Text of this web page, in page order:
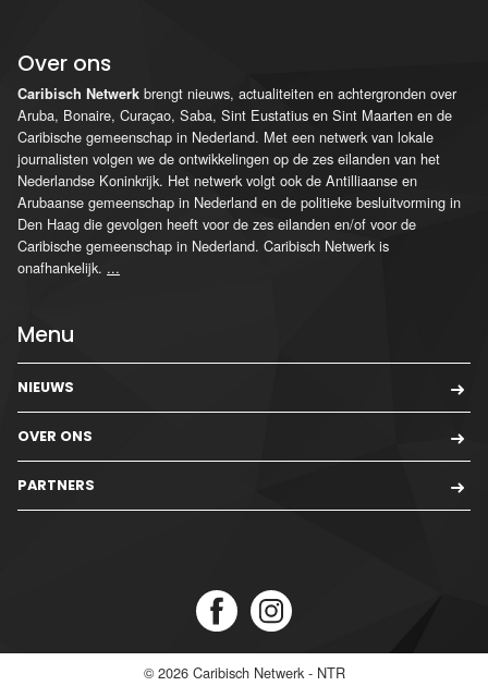
Over ons
Caribisch Netwerk brengt nieuws, actualiteiten en achtergronden over
Aruba, Bonaire, Curaçao, Saba, Sint Eustatius en Sint Maarten en de
Caribische gemeenschap in Nederland. Met een netwerk van lokale
journalisten volgen we de ontwikkelingen op de zes eilanden van het
Nederlandse Koninkrijk. Het netwerk volgt ook de Antilliaanse en
Arubaanse gemeenschap in Nederland en de politieke besluitvorming in
Den Haag die gevolgen heeft voor de zes eilanden en/of voor de
Caribische gemeenschap in Nederland. Caribisch Netwerk is
onafhankelijk. ...
Menu
NIEUWS
OVER ONS
PARTNERS
© 2026 Caribisch Netwerk - NTR